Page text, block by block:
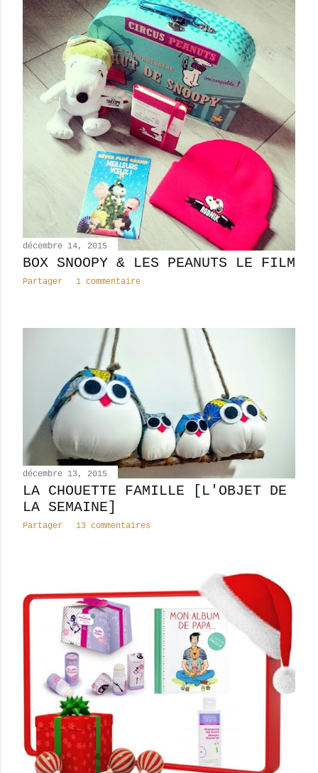
décembre 14, 2015
BOX SNOOPY & LES PEANUTS LE FILM
Partager 1 commentaire
décembre 13, 2015
LA CHOUETTE FAMILLE [L'OBJET DE
LA SEMAINE]
Partager 13 commentaires